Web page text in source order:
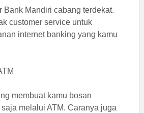
Bank Mandiri cabang terdekat.
customer service untuk
internet banking yang kamu
membuat kamu bosan
melalui ATM. Caranya juga